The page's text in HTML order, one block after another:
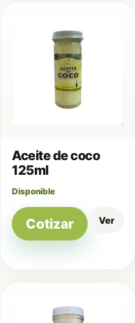
Aceite de coco
125ml
Disponible
Cotizar Ver